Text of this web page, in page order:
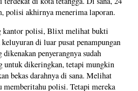
polisi akhirnya menerima laporan.
kantor polisi, Blixt melihat bukti
keluyuran di luar pusat penampungan
penyerangnya sudah
untuk dikeringkan, tetapi mungkin
bekas darahnya di sana. Melihat
polisi. Tetapi mereka